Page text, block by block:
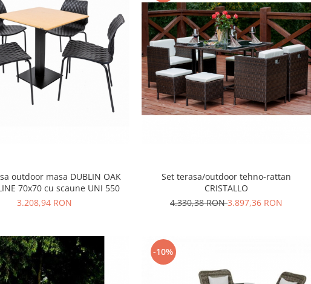
outdoor masa DUBLIN OAK
70x70 cu scaune UNI 550
3.208,94 RON
Set terasa/outdoor tehno-rattan
CRISTALLO
4.330,38 RON3.897,36 RON
-10%